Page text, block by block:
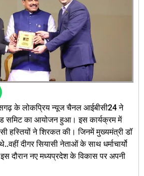
के लोकप्रिय न्यूज चैनल आईबीसी24 ने
समिट का आयोजन हुआ। इस कार्यक्रम में
हस्तियों ने शिरकत की। जिनमें मुख्यमंत्री डॉ
दीगर सियासी नेताओं के साथ धर्माचार्यो
इस दौरान नए मध्यप्रदेश के विकास पर अपनी